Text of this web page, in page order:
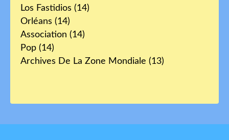
Los Fastidios (14)
Orléans (14)
Association (14)
Pop (14)
Archives De La Zone Mondiale (13)